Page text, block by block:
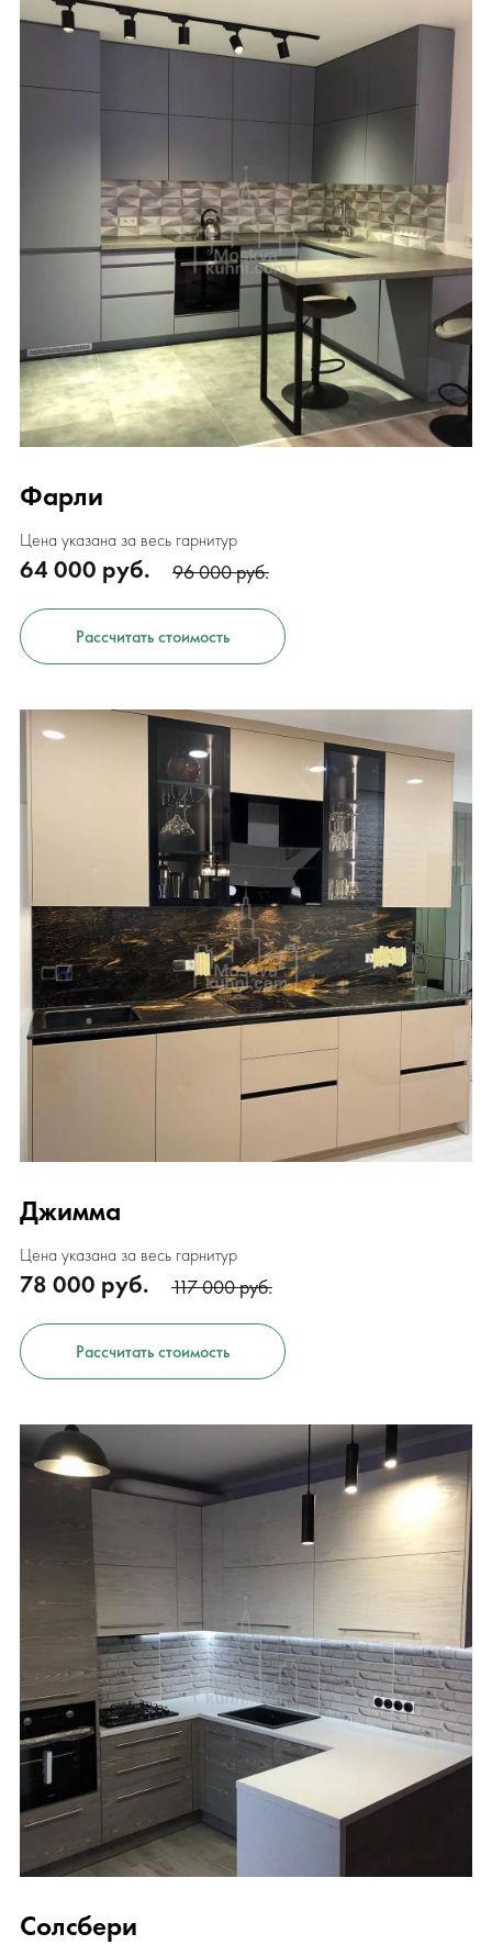
Фарли
Цена указана за весь гарнитур
64 000 руб. 96 000 руб.
Рассчитать стоимость
Джимма
Цена указана за весь гарнитур
78 000 руб. 117 000 руб.
Рассчитать стоимость
Солсбери